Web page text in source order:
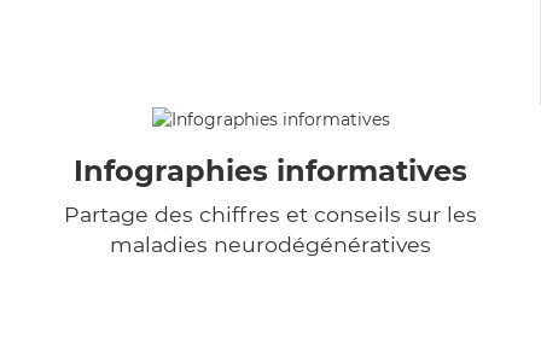
Infographies informatives
Partage des chiffres et conseils sur les
maladies neurodégénératives